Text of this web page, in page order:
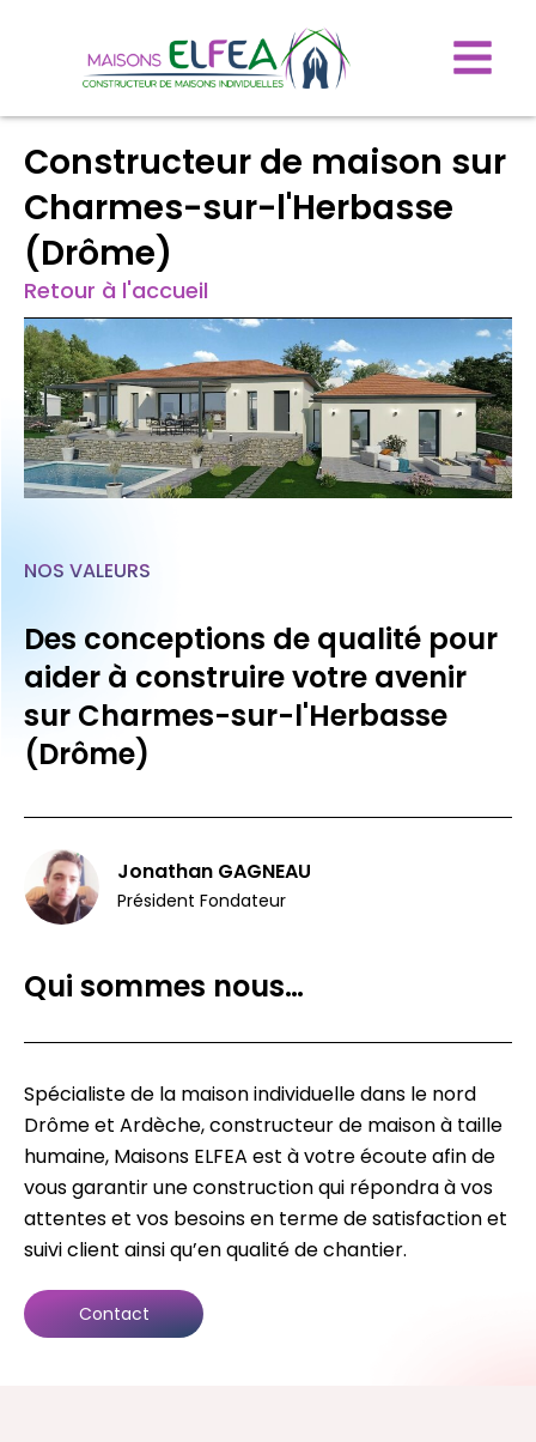
Constructeur de maison sur
Charmes-sur-l'Herbasse
(Drôme)
Retour à l'accueil
Qui sommes nous…
Spécialiste de la maison individuelle dans le nord
Drôme et Ardèche, constructeur de maison à taille
humaine, Maisons ELFEA est à votre écoute afin de
vous garantir une construction qui répondra à vos
attentes et vos besoins en terme de satisfaction et
suivi client ainsi qu’en qualité de chantier.
Contact
NOS VALEURS
Des conceptions de qualité pour
aider à construire votre avenir
sur Charmes-sur-l'Herbasse
(Drôme)
Jonathan GAGNEAU
Président Fondateur